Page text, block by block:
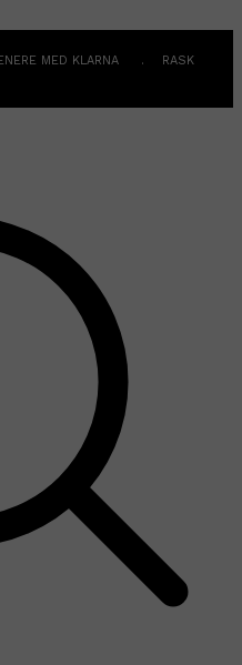
MED KLARNA . RASK